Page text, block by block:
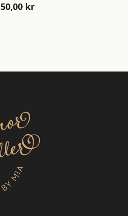
50,00 kr